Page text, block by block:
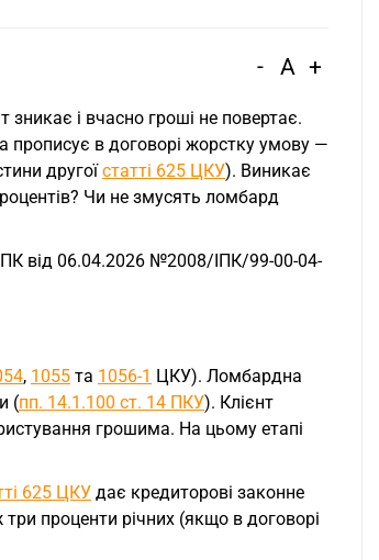
- A +
і вчасно гроші не повертає.
прописує в договорі жорстку умову —
другоїстатті 625 ЦКУ). Виникає
Чи не змусять ломбард
від 06.04.2026 №2008/ІПК/99-00-04-
, 1055 та 1056-1 ЦКУ). Ломбардна
(пп. 14.1.100 ст. 14 ПКУ). Клієнт
грошима. На цьому етапі
625 ЦКУ дає кредиторові законне
проценти річних (якщо в договорі